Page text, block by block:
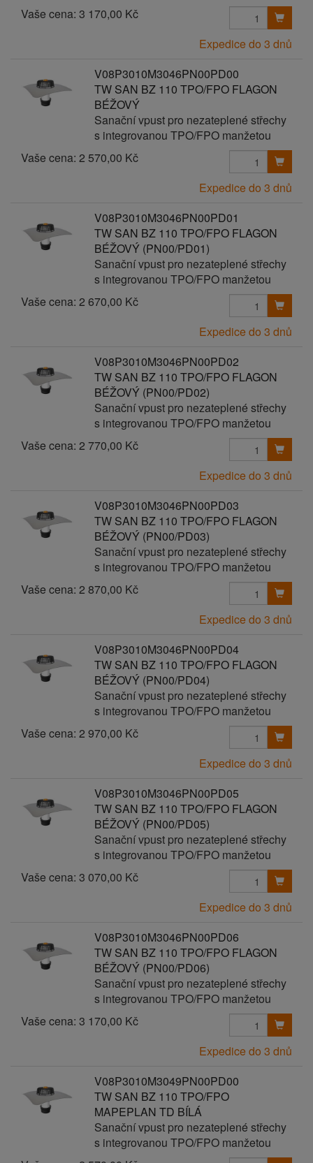
Vaše cena: 3 170,00 Kč
Expedice do 3 dnů
V08P3010M3046PN00PD00
TW SAN BZ 110 TPO/FPO FLAGON
BÉŽOVÝ
Sanační vpust pro nezateplené střechy
s integrovanou TPO/FPO manžetou
Vaše cena: 2 570,00 Kč
Expedice do 3 dnů
V08P3010M3046PN00PD01
TW SAN BZ 110 TPO/FPO FLAGON
BÉŽOVÝ (PN00/PD01)
Sanační vpust pro nezateplené střechy
s integrovanou TPO/FPO manžetou
Vaše cena: 2 670,00 Kč
Expedice do 3 dnů
V08P3010M3046PN00PD02
TW SAN BZ 110 TPO/FPO FLAGON
BÉŽOVÝ (PN00/PD02)
Sanační vpust pro nezateplené střechy
s integrovanou TPO/FPO manžetou
Vaše cena: 2 770,00 Kč
Expedice do 3 dnů
V08P3010M3046PN00PD03
TW SAN BZ 110 TPO/FPO FLAGON
BÉŽOVÝ (PN00/PD03)
Sanační vpust pro nezateplené střechy
s integrovanou TPO/FPO manžetou
Vaše cena: 2 870,00 Kč
Expedice do 3 dnů
V08P3010M3046PN00PD04
TW SAN BZ 110 TPO/FPO FLAGON
BÉŽOVÝ (PN00/PD04)
Sanační vpust pro nezateplené střechy
s integrovanou TPO/FPO manžetou
Vaše cena: 2 970,00 Kč
Expedice do 3 dnů
V08P3010M3046PN00PD05
TW SAN BZ 110 TPO/FPO FLAGON
BÉŽOVÝ (PN00/PD05)
Sanační vpust pro nezateplené střechy
s integrovanou TPO/FPO manžetou
Vaše cena: 3 070,00 Kč
Expedice do 3 dnů
V08P3010M3046PN00PD06
TW SAN BZ 110 TPO/FPO FLAGON
BÉŽOVÝ (PN00/PD06)
Sanační vpust pro nezateplené střechy
s integrovanou TPO/FPO manžetou
Vaše cena: 3 170,00 Kč
Expedice do 3 dnů
V08P3010M3049PN00PD00
TW SAN BZ 110 TPO/FPO
MAPEPLAN TD BÍLÁ
Sanační vpust pro nezateplené střechy
s integrovanou TPO/FPO manžetou